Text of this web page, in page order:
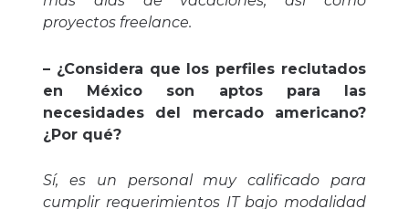
proyectos freelance.
– ¿Considera que los perfiles reclutados
en México son aptos para las
necesidades del mercado americano?
¿Por qué?
Sí, es un personal muy calificado para
cumplir requerimientos IT bajo modalidad